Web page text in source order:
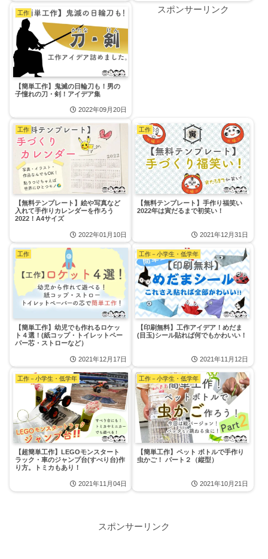
工作
【簡単工作】鬼滅の日輪刀も！男の
子憧れの刀・剣！アイデア集
2022年09月20日
スポンサーリンク
工作
【無料テンプレート】絵や写真など
入れて手作りカレンダーを作ろう
2022！A4サイズ
2022年01月10日
工作
【無料テンプレート】手作り福笑い
2022年は寅だるまで初笑い！
2021年12月31日
工作
【簡単工作】幼児でも作れるロケッ
ト４選！(紙コップ・トイレットペー
パー芯・ストローなど）
2021年12月17日
工作－小学生・低学年
【印刷無料】工作アイデア！めだま
(目玉)シール貼れば何でもかわいい！
2021年11月12日
工作－小学生・低学年
【超簡単工作】LEGOモンスタート
ラック・車のジャンプ台(すべり台)作
り方。トミカもあり！
2021年11月04日
工作－小学生・低学年
【簡単工作】ペット ボトルで手作り
虫かご！ パート２（縦型）
2021年10月21日
スポンサーリンク